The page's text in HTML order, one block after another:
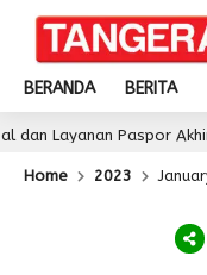
BERANDA BERITA
Layanan Paspor Akhir
Home 2023